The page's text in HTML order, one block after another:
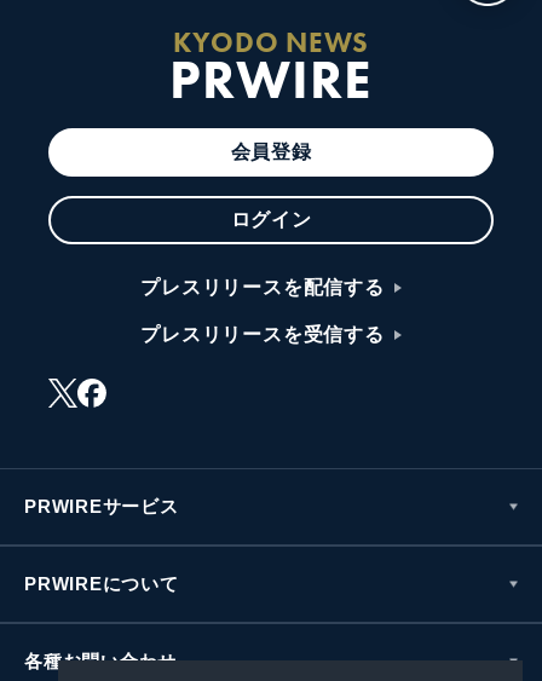
KYODO NEWS
PRWIRE
会員登録
ログイン
プレスリリースを配信する
プレスリリースを受信する
PRWIREサービス
PRWIREについて
各種お問い合わせ